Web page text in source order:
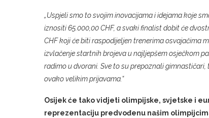
„Uspjeli smo to svojim inovacijama i idejama koje
iznositi 65.000,00 CHF, a svaki finalist dobit će
CHF koji će biti raspodijeljen trenerima osvajačima
izvlačenje startnih brojeva u najljepšem osječkom
radimo u dvorani. Sve to su prepoznali
ovako velikim prijavama.“
Osijek će tako vidjeti olimpijske, svjetske i
reprezentaciju predvođenu našim